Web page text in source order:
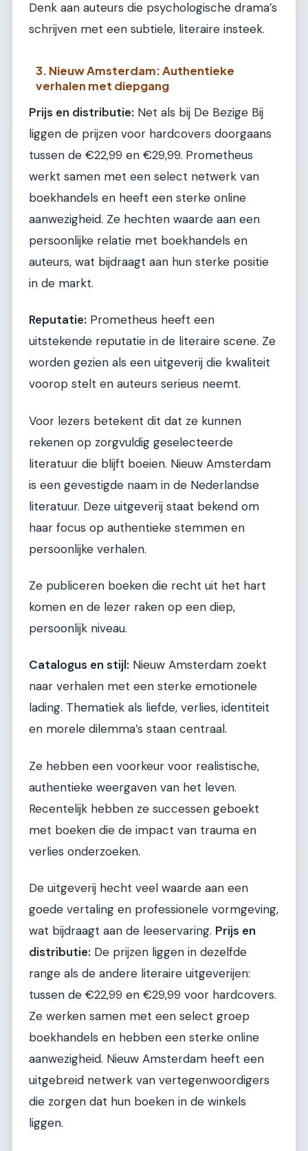
Denk aan auteurs die psychologische drama’s
schrijven met een subtiele, literaire insteek.
3. Nieuw Amsterdam: Authentieke
verhalen met diepgang
Prijs en distributie: Net als bij De Bezige Bij
liggen de prijzen voor hardcovers doorgaans
tussen de €22,99 en €29,99. Prometheus
werkt samen met een select netwerk van
boekhandels en heeft een sterke online
aanwezigheid. Ze hechten waarde aan een
persoonlijke relatie met boekhandels en
auteurs, wat bijdraagt aan hun sterke positie
in de markt.
Reputatie: Prometheus heeft een
uitstekende reputatie in de literaire scene. Ze
worden gezien als een uitgeverij die kwaliteit
voorop stelt en auteurs serieus neemt.
Voor lezers betekent dit dat ze kunnen
rekenen op zorgvuldig geselecteerde
literatuur die blijft boeien. Nieuw Amsterdam
is een gevestigde naam in de Nederlandse
literatuur. Deze uitgeverij staat bekend om
haar focus op authentieke stemmen en
persoonlijke verhalen.
Ze publiceren boeken die recht uit het hart
komen en de lezer raken op een diep,
persoonlijk niveau.
Catalogus en stijl: Nieuw Amsterdam zoekt
naar verhalen met een sterke emotionele
lading. Thematiek als liefde, verlies, identiteit
en morele dilemma’s staan centraal.
Ze hebben een voorkeur voor realistische,
authentieke weergaven van het leven.
Recentelijk hebben ze successen geboekt
met boeken die de impact van trauma en
verlies onderzoeken.
De uitgeverij hecht veel waarde aan een
goede vertaling en professionele vormgeving,
wat bijdraagt aan de leeservaring. Prijs en
distributie: De prijzen liggen in dezelfde
range als de andere literaire uitgeverijen:
tussen de €22,99 en €29,99 voor hardcovers.
Ze werken samen met een select groep
boekhandels en hebben een sterke online
aanwezigheid. Nieuw Amsterdam heeft een
uitgebreid netwerk van vertegenwoordigers
die zorgen dat hun boeken in de winkels
liggen.